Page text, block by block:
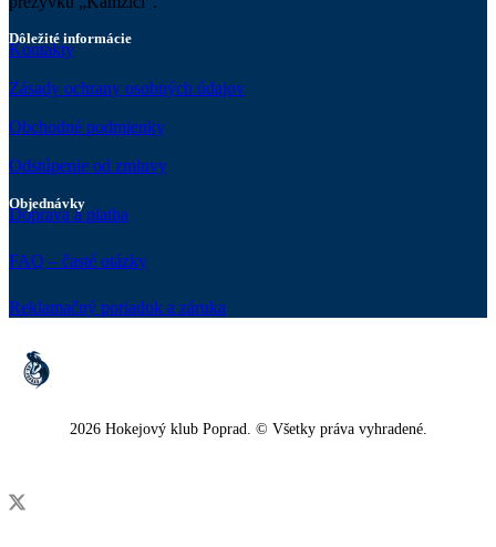
Dôležité informácie
Kontakty
Zásady ochrany osobných údajov
Obchodné podmienky
Odstúpenie od zmluvy
Objednávky
Doprava a platba
FAQ – časté otázky
Reklamačný poriadok a záruka
2026 Hokejový klub Poprad. © Všetky práva vyhradené.